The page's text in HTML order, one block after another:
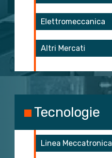
Elettromeccanica
Altri Mercati
Tecnologie
Linea Meccatronica